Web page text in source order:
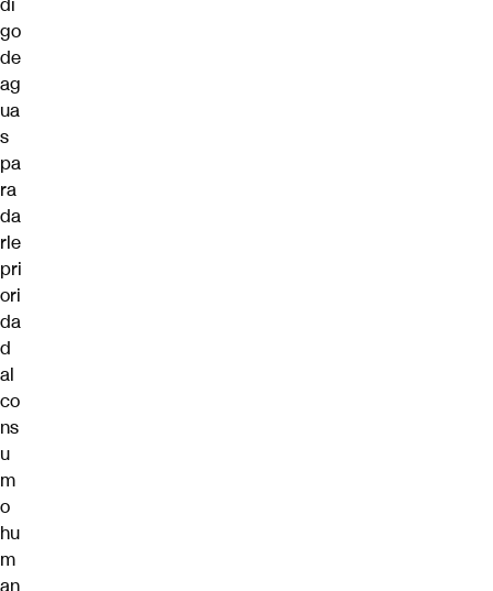
go
de
ag
ua
s
pa
ra
da
rle
pri
ori
da
d
al
co
ns
u
m
o
hu
m
an